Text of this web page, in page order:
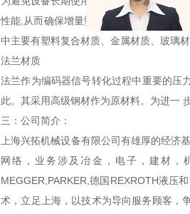
性能,从而确保增量型编码器的使用寿命
中主要有塑料复合材质、金属材质、玻璃
法兰材质
法兰作为编码器信号转化过程中重要的压
此。其采用高级钢材作为原材料。为进一
三：公司简介：
上海兴拓机械设备有限公司有雄厚的经
网络，业务涉及冶金，电子，建材
MEGGER,PARKER,德国REXROTH液压
术，立足上海，以技术为导向服务顾客，